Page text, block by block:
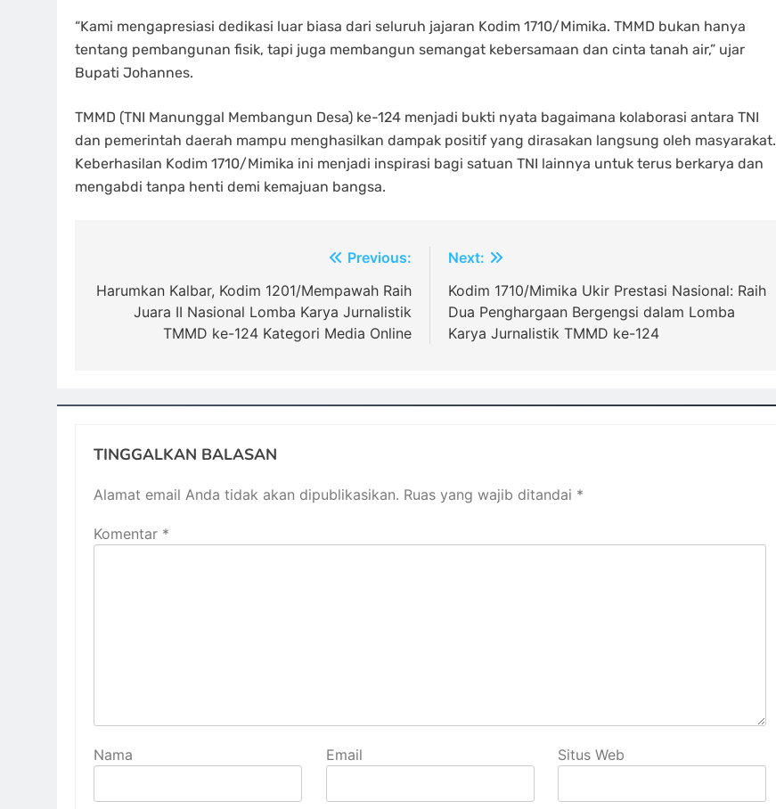
“Kami mengapresiasi dedikasi luar biasa dari seluruh jajaran Kodim 1710/Mimika. TMMD bukan hanya
tentang pembangunan fisik, tapi juga membangun semangat kebersamaan dan cinta tanah air,” ujar
Bupati Johannes.
TMMD (TNI Manunggal Membangun Desa) ke-124 menjadi bukti nyata bagaimana kolaborasi antara TNI
dan pemerintah daerah mampu menghasilkan dampak positif yang dirasakan langsung oleh masyarakat.
Keberhasilan Kodim 1710/Mimika ini menjadi inspirasi bagi satuan TNI lainnya untuk terus berkarya dan
mengabdi tanpa henti demi kemajuan bangsa.
pos
Previous:
Harumkan Kalbar, Kodim 1201/Mempawah Raih
Juara II Nasional Lomba Karya Jurnalistik
TMMD ke-124 Kategori Media Online
Next:
Kodim 1710/Mimika Ukir Prestasi Nasional: Raih
Dua Penghargaan Bergengsi dalam Lomba
Karya Jurnalistik TMMD ke-124
TINGGALKAN BALASAN
Alamat email Anda tidak akan dipublikasikan. Ruas yang wajib ditandai *
Komentar *
Nama Email Situs Web